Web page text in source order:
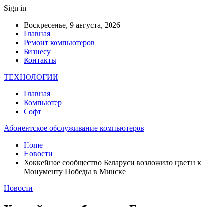
Sign in
Воскресенье, 9 августа, 2026
Главная
Ремонт компьютеров
Бизнесу
Контакты
ТЕХНОЛОГИИ
Главная
Компьютер
Софт
Абонентское обслуживание компьютеров
Home
Новости
Хоккейное сообщество Беларуси возложило цветы к
Монументу Победы в Минске
Новости